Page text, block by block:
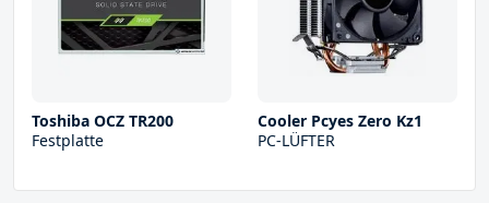
Toshiba OCZ TR200
Festplatte
Cooler Pcyes Zero Kz1
PC-LÜFTER